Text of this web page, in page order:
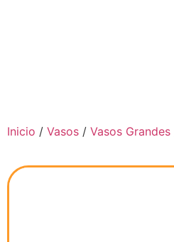
Inicio / Vasos / Vasos Grandes